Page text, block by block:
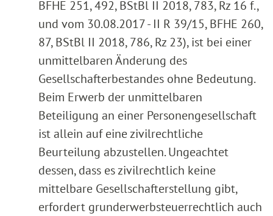
BFHE 251, 492, BStBl II 2018, 783, Rz 16 f.,
und vom 30.08.2017 - II R 39/15, BFHE 260,
87, BStBl II 2018, 786, Rz 23), ist bei einer
unmittelbaren Änderung des
Gesellschafterbestandes ohne Bedeutung.
Beim Erwerb der unmittelbaren
Beteiligung an einer Personengesellschaft
ist allein auf eine zivilrechtliche
Beurteilung abzustellen. Ungeachtet
dessen, dass es zivilrechtlich keine
mittelbare Gesellschafterstellung gibt,
erfordert grunderwerbsteuerrechtlich auch